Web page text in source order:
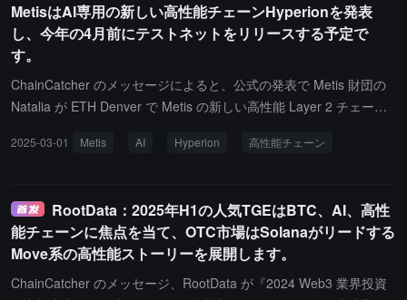
人のホワイトリストユーザーがテストネット参加資格を得ていま
す。日々のチェーン上の注文数は 377 万件に達し、日取引量は 100
億ドルを突破しています。報告によると、ValueChain メインネッ
トは今年の第4四半期に正式に立ち上がる予定です。その際、$SOS
O はこのネットワークのネイティブガス料金およびガバナンストー
METIS をガス代トークンとして使用します。Hyperion は Metis SD
K を基に開発され、MetisVM、MetisDB、Optimism Rollup 技術、
並列取引実行などを組み合わせて、Layer 2 のスケーラビリティを
再定義します。Metis SDK は LazAI が開発した Alith Agent フレー
ムワークを統合し、オンチェーン検証とオフチェーン計算タスクを
チェーン実行をサポートする初の Layer 2 プロトコルにします。
MetisはAI専用の新しい高性能チェーンHyperionを発表
し、今年の4月前にテストネットをリリースする予定で
す。
ChainCatcher のメッセージによると、公式の発表で Metis 財団の
Natalia が ETH Denver で Metis の新しい高性能 Layer 2 チェーン
アムとの完全な互換性を保証しつつ、AI アプリケーションに対して
適化された推論エンジン、アクセラレーションハードウェア、ゼロ
知識証明が含まれ、これにより AI モデルはブロックチェーンイン
フラ内で効率的に動作し、高度なセキュリティを維持することがで
きます。そのテストネットは 2025 年 2 月から 4 月の間にローンチ
2025-03-01 Metis AI Hyperion 高性能チェーン
RootData：2025年H1の人気TGEはBTC、AI、高性
能チェーンに焦点を当て、OTC市場はSolanaがリードする
Move系の高性能ストーリーを展開します。
ChainCatcher のメッセージ、RootData が『2024 Web3 業界投資